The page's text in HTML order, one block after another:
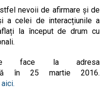
nevoii de afirmare și de
a celei de interacțiunile a
la început de drum cu
face la adresa
în 25 martie 2016.
aici.